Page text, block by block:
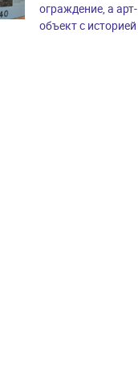
ограждение, а арт-
объект с историей